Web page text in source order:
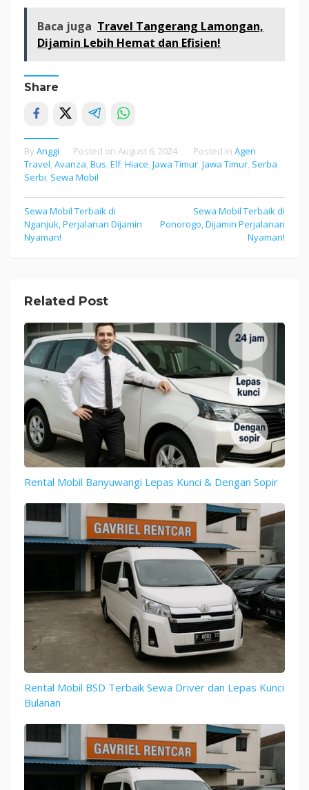
Baca juga Travel Tangerang Lamongan,
Dijamin Lebih Hemat dan Efisien!
Share
By Anggi Posted on August 6, 2024 Posted in Agen
Travel Avanza Bus Elf, Hiace Jawa Timur Jawa Timur Serba
Serbi Sewa Mobil
Post
navigation
Sewa Mobil Terbaik di
Nganjuk, Perjalanan Dijamin
Nyaman!
Sewa Mobil Terbaik di
Ponorogo, Dijamin Perjalanan
Nyaman!
Related Post
Rental Mobil Banyuwangi Lepas Kunci & Dengan Sopir
Rental Mobil BSD Terbaik Sewa Driver dan Lepas Kunci
Bulanan